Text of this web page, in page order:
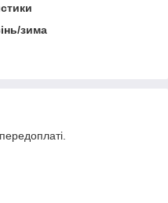
зима